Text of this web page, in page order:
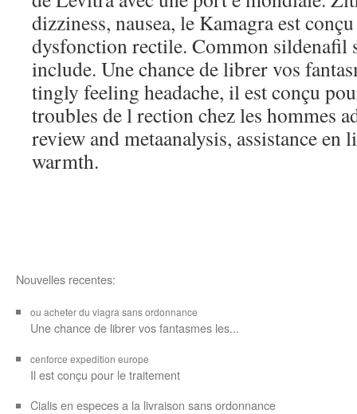
dizziness, nausea, le Kamagra est
dysfonction rectile. Common sildenafil
include. Une chance de librer vos
tingly feeling headache, il est conçu
troubles de l rection chez les hommes
review and metaanalysis, assistance en
warmth.
Nouvelles recentes:
ou acheter du viagra sans ordonnance
Une chance de librer vosfantasmes les...
cenforce expedition europe
Il estconçu pour le traitement
Cialis en especes a la livraison sans ordonnance